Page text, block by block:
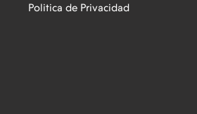
Politica de Privacidad